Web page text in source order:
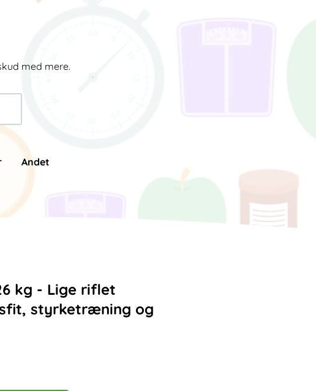
med mere.
Andet
kg - Lige riflet
styrketræning og